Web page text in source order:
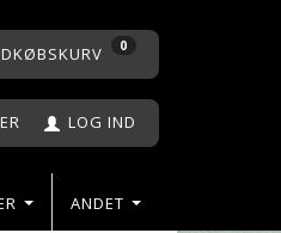
0
LOG IND
ANDET